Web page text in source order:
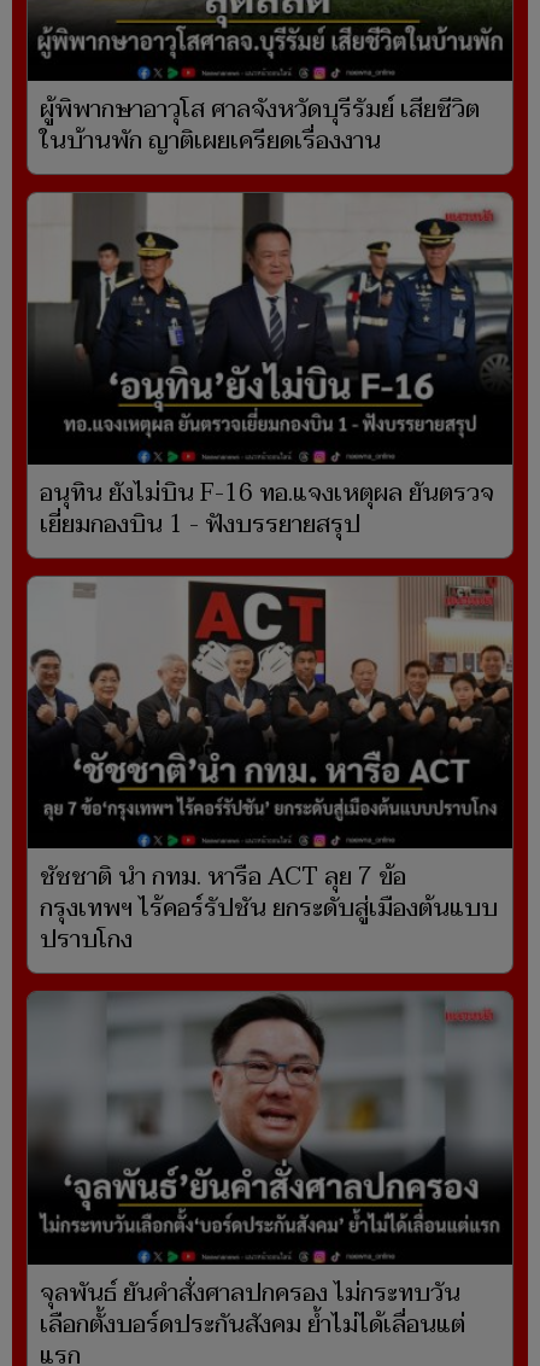
ผู้พิพากษาอาวุโส ศาลจังหวัดบุรีรัมย์ เสียชีวิต
ในบ้านพัก ญาติเผยเครียดเรื่องงาน
อนุทิน ยังไม่บิน F-16 ทอ.แจงเหตุผล ยันตรวจ
เยี่ยมกองบิน 1 - ฟังบรรยายสรุป
ชัชชาติ นำ กทม. หารือ ACT ลุย 7 ข้อ
กรุงเทพฯ ไร้คอร์รัปชัน ยกระดับสู่เมืองต้นแบบ
ปราบโกง
จุลพันธ์ ยันคำสั่งศาลปกครอง ไม่กระทบวัน
เลือกตั้งบอร์ดประกันสังคม ย้ำไม่ได้เลื่อนแต่
แรก